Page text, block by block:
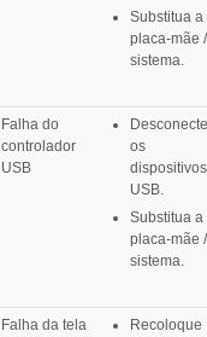
Substitua a
placa-mãe /
sistema.
Falha do
controlador
USB
Desconecte
os
dispositivos
USB.
Substitua a
placa-mãe /
sistema.
Falha da tela
Recoloque